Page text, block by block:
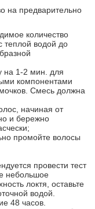
на предварительно
количество
теплой водой до
на 1-2 мин. для
компонентами
Смесь должна
начиная от
и бережно
промойте волосы
провести тест
небольшое
локтя, оставьте
водой.
48 часов.